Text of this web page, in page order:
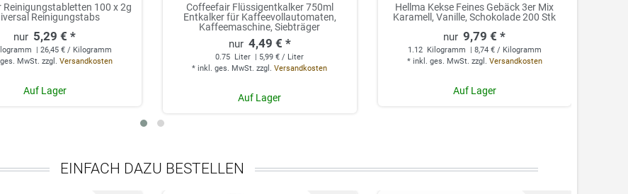
Reinigungstabletten 100 x 2g
Reinigungstabs
5,29 € *
| 26,45 € / Kilogramm
MwSt. zzgl. Versandkosten
Auf Lager
Coffeefair Flüssigentkalker 750ml
Entkalker für Kaffeevollautomaten,
Kaffeemaschine, Siebträger
4,49 € *
0.75 Liter | 5,99 € / Liter
*inkl. ges. MwSt. zzgl.Versandkosten
Auf Lager
Hellma Kekse Feines Gebäck 3er Mix
Karamell, Vanille, Schokolade 200 Stk
9,79 € *
1.12 Kilogramm
| 8,74 € / Kilogramm
* inkl. ges. MwSt. zzgl. Versandkosten
Auf Lager
EINFACH DAZU BESTELLEN